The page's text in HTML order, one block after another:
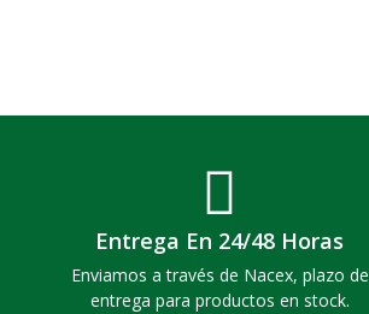
Entrega En 24/48 Horas
Enviamos a través de Nacex, plazo de
entrega para productos en stock.